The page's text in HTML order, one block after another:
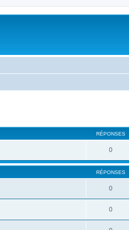
RÉPONSES
0
RÉPONSES
0
0